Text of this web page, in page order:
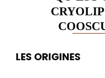
LES ORIGINES